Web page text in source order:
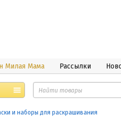
Милая Мама Рассылки
и наборы для раскрашивания